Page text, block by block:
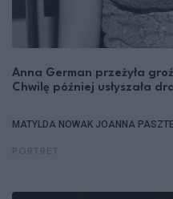
Anna German przeżyła
Chwilę później usłyszała
MATYLDA NOWAK JOANNA